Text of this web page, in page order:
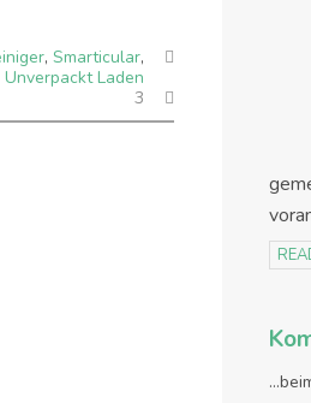
, Smarticular,
Unverpackt Laden
3